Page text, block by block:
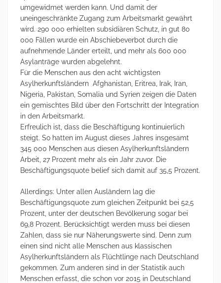
umgewidmet werden kann. Und damit der
uneingeschränkte Zugang zum Arbeitsmarkt gewährt
wird. 290 000 erhielten subsidiären Schutz, in gut 80
000 Fällen wurde ein Abschiebeverbot durch die
aufnehmende Länder erteilt, und mehr als 600 000
Asylanträge wurden abgelehnt.
Für die Menschen aus den acht wichtigsten
Asylherkunftsländern Afghanistan, Eritrea, Irak, Iran,
Nigeria, Pakistan, Somalia und Syrien zeigen die Daten
ein gemischtes Bild über den Fortschritt der Integration
in den Arbeitsmarkt.
Erfreulich ist, dass die Beschäftigung kontinuierlich
steigt. So hatten im August dieses Jahres insgesamt
345 000 Menschen aus diesen Asylherkunftsländern
Arbeit, 27 Prozent mehr als ein Jahr zuvor. Die
Beschäftigungsquote belief sich damit auf 35,5 Prozent.
Allerdings: Unter allen Ausländern lag die
Beschäftigungsquote zum gleichen Zeitpunkt bei 52,5
Prozent, unter der deutschen Bevölkerung sogar bei
69,8 Prozent. Berücksichtigt werden muss bei diesen
Zahlen, dass sie nur Näherungswerte sind. Denn zum
einen sind nicht alle Menschen aus klassischen
Asylherkunftsländern als Flüchtlinge nach Deutschland
gekommen. Zum anderen sind in der Statistik auch
Menschen erfasst, die schon vor 2015 in Deutschland